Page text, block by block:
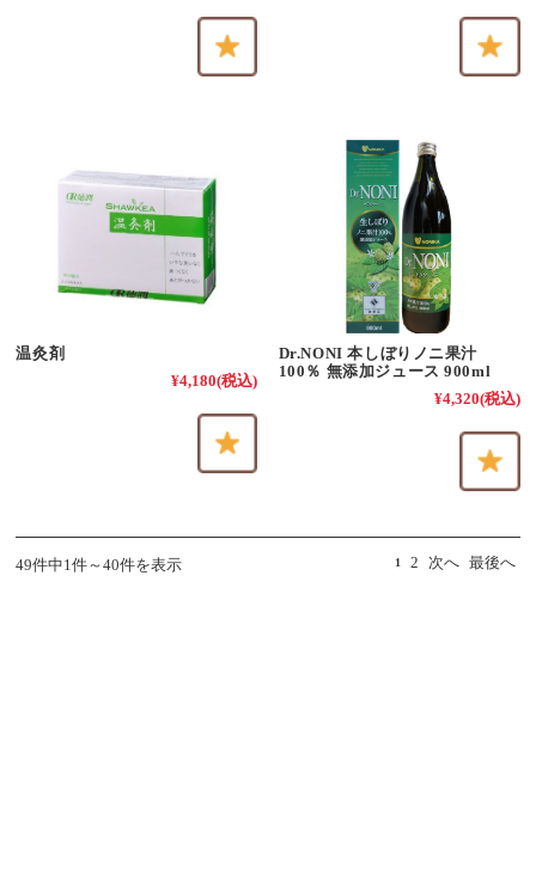
温灸剤
¥4,180(税込)
Dr.NONI 本しぼりノニ果汁
100％ 無添加ジュース 900ml
¥4,320(税込)
49件中1件～40件を表示 1 2 次へ 最後へ